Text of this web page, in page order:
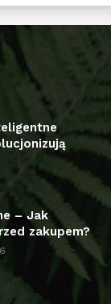
– Jak
zakupem?